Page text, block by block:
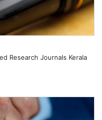
Research Journals Kerala